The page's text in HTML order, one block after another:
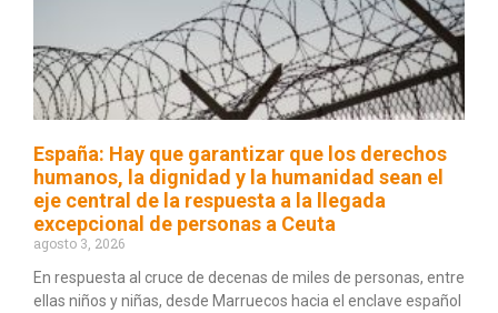
España: Hay que garantizar que los derechos
humanos, la dignidad y la humanidad sean el
eje central de la respuesta a la llegada
excepcional de personas a Ceuta
agosto 3, 2026
En respuesta al cruce de decenas de miles de personas, entre
ellas niños y niñas, desde Marruecos hacia el enclave español